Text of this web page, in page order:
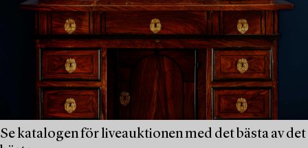
Se katalogen för liveauktionen med det bästa av det